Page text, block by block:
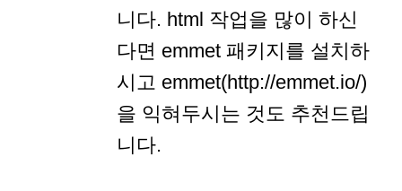
니다. html 작업을 많이 하신
다면 emmet 패키지를 설치하
시고 emmet(http://emmet.io/)
을 익혀두시는 것도 추천드립
니다.